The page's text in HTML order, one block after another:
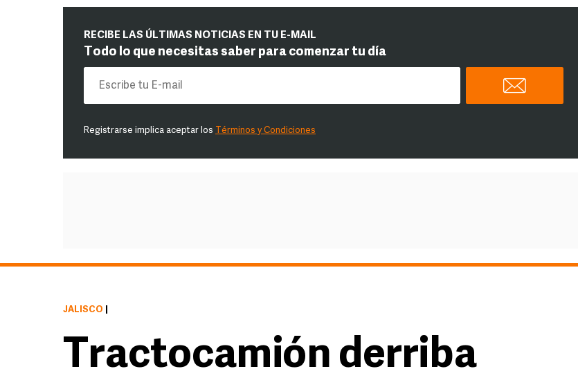
RECIBE LAS ÚLTIMAS NOTICIAS EN TU E-MAIL
Todo lo que necesitas saber para comenzar tu día
Registrarse implica aceptar los Términos y Condiciones
JALISCO
Tractocamión derriba